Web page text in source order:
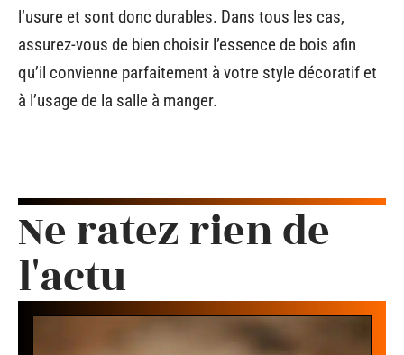
l’usure et sont donc durables. Dans tous les cas,
assurez-vous de bien choisir l’essence de bois afin
qu’il convienne parfaitement à votre style décoratif et
à l’usage de la salle à manger.
Ne ratez rien de
l'actu